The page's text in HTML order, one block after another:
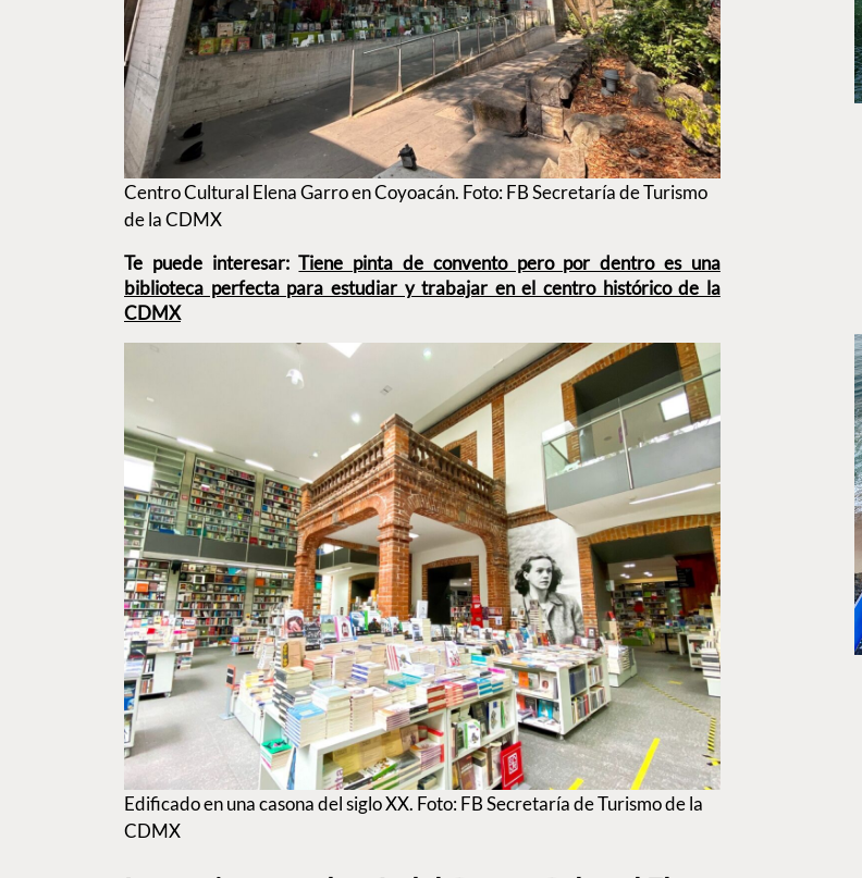
Centro Cultural Elena Garro en Coyoacán. Foto: FB Secretaría de Turismo
de la CDMX
Te puede interesar:Tiene pinta de convento pero por dentro es una
biblioteca perfecta para estudiar y trabajar en el centro histórico de la
CDMX
Edificado en una casona del siglo XX. Foto: FB Secretaría de Turismo de la
CDMX